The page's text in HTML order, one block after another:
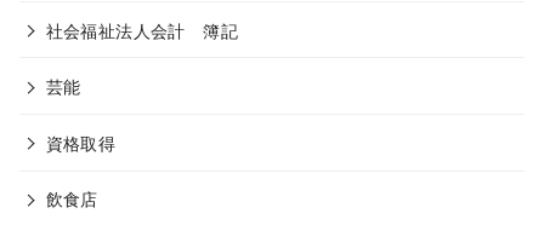
社会福祉法人会計 簿記
芸能
資格取得
飲食店